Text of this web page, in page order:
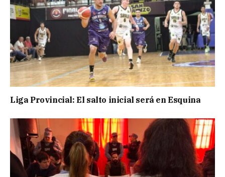
Liga Provincial: El salto inicial será en Esquina